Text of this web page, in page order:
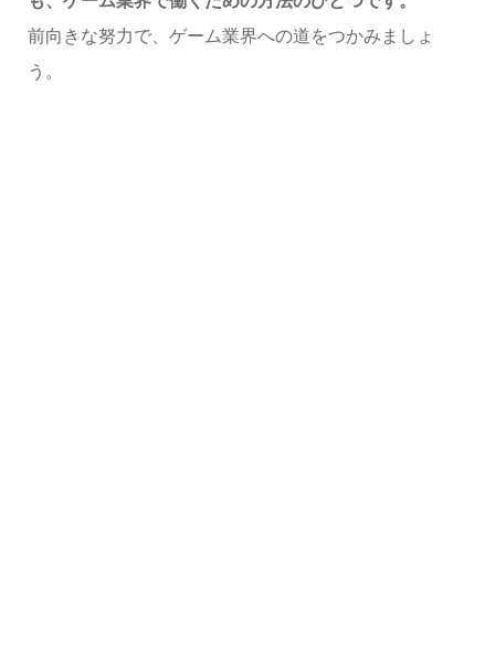
前向きな努力で、ゲーム業界への道をつかみましょ
う。